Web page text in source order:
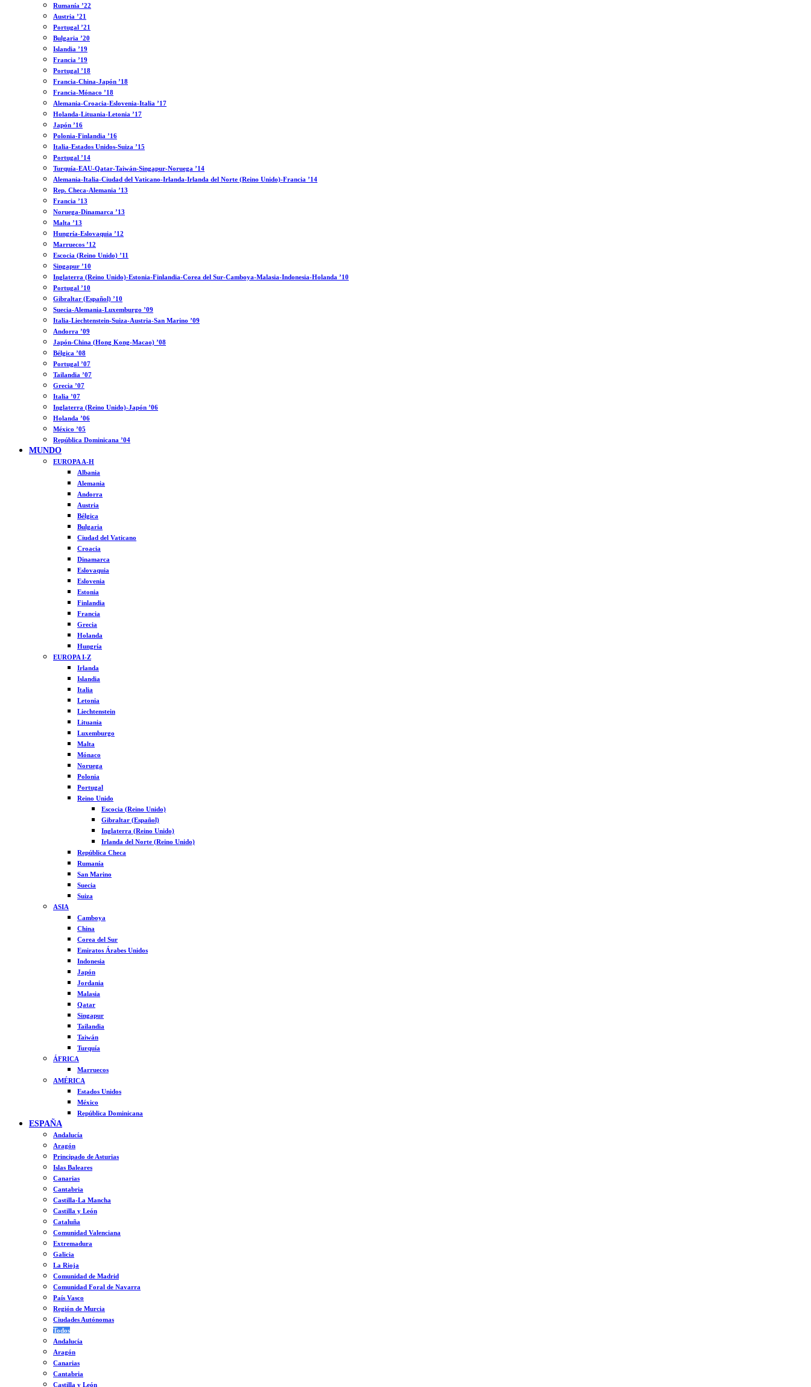
Rumanía ’22
Austria ’21
Portugal ’21
Bulgaria ’20
Islandia ’19
Francia ’19
Portugal ’18
Francia-China-Japón ’18
Francia-Mónaco ’18
Alemania-Croacia-Eslovenia-Italia ’17
Holanda-Lituania-Letonia ’17
Japón ’16
Polonia-Finlandia ’16
Italia-Estados Unidos-Suiza ’15
Portugal ’14
Turquía-EAU-Qatar-Taiwán-Singapur-Noruega ’14
Alemania-Italia-Ciudad del Vaticano-Irlanda-Irlanda del Norte (Reino Unido)-Francia ’14
Rep. Checa-Alemania ’13
Francia ’13
Noruega-Dinamarca ’13
Malta ’13
Hungría-Eslovaquia ’12
Marruecos ’12
Escocia (Reino Unido) ’11
Singapur ’10
Inglaterra (Reino Unido)-Estonia-Finlandia-Corea del Sur-Camboya-Malasia-Indonesia-Holanda ’10
Portugal ’10
Gibraltar (Español) ’10
Suecia-Alemania-Luxemburgo ’09
Italia-Liechtenstein-Suiza-Austria-San Marino ’09
Andorra ’09
Japón-China (Hong Kong-Macao) ’08
Bélgica ’08
Portugal ’07
Tailandia ’07
Grecia ’07
Italia ’07
Inglaterra (Reino Unido)-Japón ’06
Holanda ’06
México ’05
República Dominicana ’04
MUNDO
EUROPA A-H
Albania
Alemania
Andorra
Austria
Bélgica
Bulgaria
Ciudad del Vaticano
Croacia
Dinamarca
Eslovaquia
Eslovenia
Estonia
Finlandia
Francia
Grecia
Holanda
Hungría
EUROPA I-Z
Irlanda
Islandia
Italia
Letonia
Liechtenstein
Lituania
Luxemburgo
Malta
Mónaco
Noruega
Polonia
Portugal
Reino Unido
Escocia (Reino Unido)
Gibraltar (Español)
Inglaterra (Reino Unido)
Irlanda del Norte (Reino Unido)
República Checa
Rumanía
San Marino
Suecia
Suiza
ASIA
Camboya
China
Corea del Sur
Emiratos Árabes Unidos
Indonesia
Japón
Jordania
Malasia
Qatar
Singapur
Tailandia
Taiwán
Turquía
ÁFRICA
Marruecos
AMÉRICA
Estados Unidos
México
República Dominicana
ESPAÑA
Andalucía
Aragón
Principado de Asturias
Islas Baleares
Canarias
Cantabria
Castilla-La Mancha
Castilla y León
Cataluña
Comunidad Valenciana
Extremadura
Galicia
La Rioja
Comunidad de Madrid
Comunidad Foral de Navarra
País Vasco
Región de Murcia
Ciudades Autónomas
Todos
Andalucía
Aragón
Canarias
Cantabria
Castilla y León